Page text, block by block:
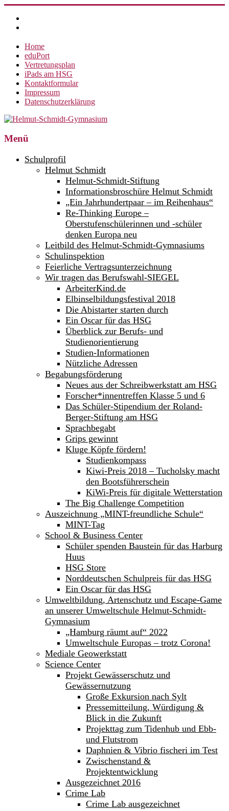
Inhalt
springen
Home
eduPort
Vertretungsplan
iPads am HSG
Kontaktformular
Impressum
Datenschutzerklärung
Helmut-
Gymnasium
Menü
Schulprofil
Helmut Schmidt
Helmut-Schmidt-Stiftung
Informationsbroschüre Helmut Schmidt
„Ein Jahrhundertpaar – im Reihenhaus“
Re-Thinking Europe –
Oberstufenschülerinnen und -schüler
denken Europa neu
Leitbild des Helmut-Schmidt-Gymnasiums
Schulinspektion
Feierliche Vertragsunterzeichnung
Wir tragen das Berufswahl-SIEGEL
ArbeiterKind.de
Elbinselbildungsfestival 2018
Die Abistarter starten durch
Ein Oscar für das HSG
Überblick zur Berufs- und
Studienorientierung
Studien-Informationen
Nützliche Adressen
Begabungsförderung
Neues aus der Schreibwerkstatt am HSG
Forscher*innentreffen Klasse 5 und 6
Das Schüler-Stipendium der Roland-
Berger-Stiftung am HSG
Sprachbegabt
Grips gewinnt
Kluge Köpfe fördern!
Studienkompass
Kiwi-Preis 2018 – Tucholsky macht
den Bootsführerschein
KiWi-Preis für digitale Wetterstation
The Big Challenge Competition
Auszeichnung „MINT-freundliche Schule“
MINT-Tag
School & Business Center
Schüler spenden Baustein für das Harburg
Huus
HSG Store
Norddeutschen Schulpreis für das HSG
Ein Oscar für das HSG
Umweltbildung, Artenschutz und Escape-Game
an unserer Umweltschule Helmut-Schmidt-
Gymnasium
„Hamburg räumt auf“ 2022
Umweltschule Europas – trotz Corona!
Mediale Geowerkstatt
Science Center
Projekt Gewässerschutz und
Gewässernutzung
Große Exkursion nach Sylt
Pressemitteilung, Würdigung &
Blick in die Zukunft
Projekttag zum Tidenhub und Ebb-
und Flutstrom
Daphnien & Vibrio fischeri im Test
Zwischenstand &
Projektentwicklung
Ausgezeichnet 2016
Crime Lab
Crime Lab ausgezeichnet